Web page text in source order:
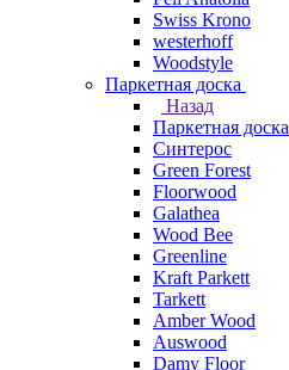
Swiss Krono
westerhoff
Woodstyle
Паркетная доска
Назад
Паркетная доска
Синтерос
Green Forest
Floorwood
Galathea
Wood Bee
Greenline
Kraft Parkett
Tarkett
Amber Wood
Auswood
Damy Floor